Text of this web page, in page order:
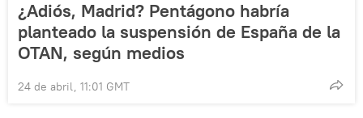
¿Adiós, Madrid? Pentágono habría
planteado la suspensión de España de la
OTAN, según medios
24 de abril, 11:01 GMT